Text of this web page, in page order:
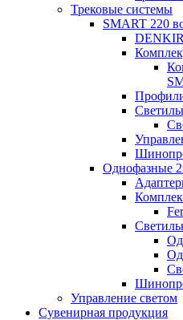
Трековые системы
SMART 220
Однофазные
Управление светом
Сувенирная продукция